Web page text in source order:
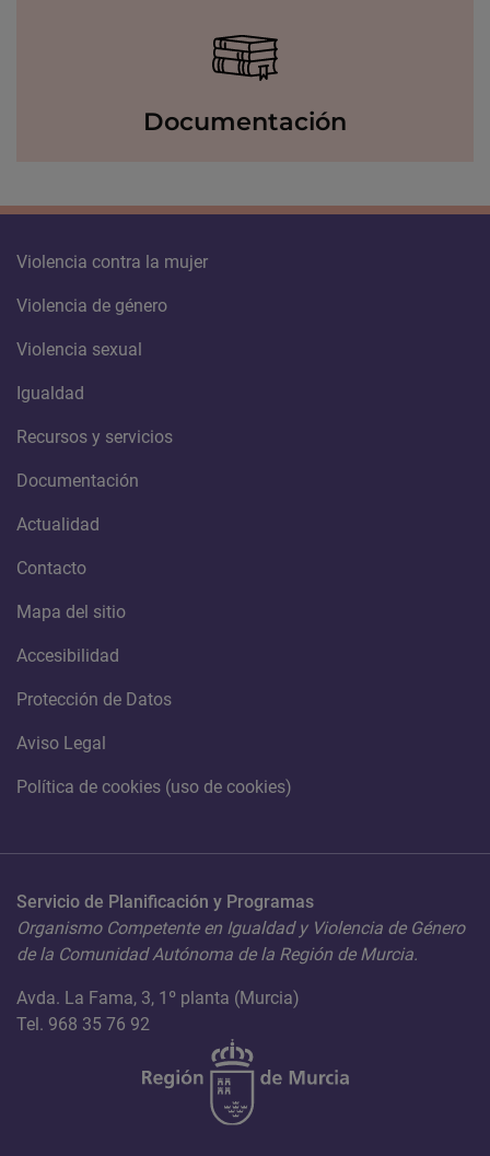
Documentación
Violencia contra la mujer
Violencia de género
Violencia sexual
Igualdad
Recursos y servicios
Documentación
Actualidad
Contacto
Mapa del sitio
Accesibilidad
Protección de Datos
Aviso Legal
Política de cookies (uso de cookies)
Servicio de Planificación y Programas
Organismo Competente en Igualdad y Violencia de Género
de la Comunidad Autónoma de la Región de Murcia.
Avda. La Fama, 3, 1º planta (Murcia)
Tel. 968 35 76 92